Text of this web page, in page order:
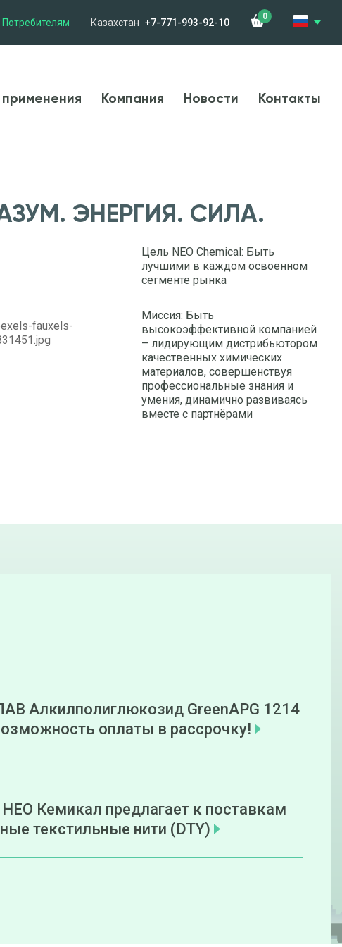
Потребителям Казахстан +7-771-993-92-10
0
Компания Новости Контакты
ЭНЕРГИЯ. СИЛА.
Цель NEO Chemical: Быть
лучшими в каждом освоенном
сегменте рынка
Миссия: Быть
высокоэффективной компанией
– лидирующим дистрибьютором
качественных химических
материалов, совершенствуя
профессиональные знания и
умения, динамично развиваясь
вместе с партнёрами
Алкилполиглюкозид GreenAPG 1214
оплаты в рассрочку!
Кемикал предлагает к поставкам
текстильные нити (DTY)